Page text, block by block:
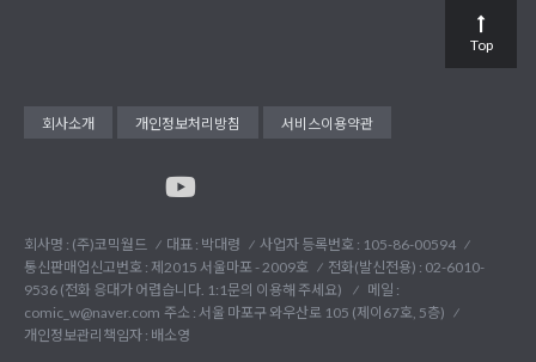
회사소개 개인정보처리방침 서비스이용약관
회사명 : (주)코믹월드 대표 : 박대령
사업자 등록번호 : 105-86-00594
통신판매업신고번호 : 제2015 서울마포 - 2009호
전화(발신전용) : 02-6010-
9536 (전화 응대가 어렵습니다. 1:1문의 이용해 주세요)
메일 :
comic_w@naver.com 주소 : 서울 마포구 와우산로 105 (제이67호, 5층)
개인정보관리책임자 : 배소영
Top